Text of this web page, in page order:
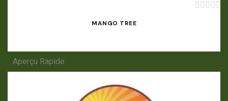
    
MANGO TREE
Aperçu Rapide